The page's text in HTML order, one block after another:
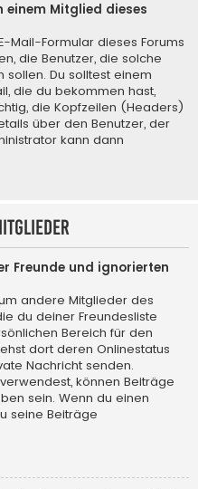
einem Mitglied dieses
Mail-Formular dieses Forums
die Benutzer, die solche
sollen. Du solltest einem
die du bekommen hast,
die Kopfzeilen (Headers)
über den Benutzer, der
kann dann
Freunde und ignorierten
andere Mitglieder des
du deiner Freundesliste
Bereich für den
dort deren Onlinestatus
Nachricht senden.
können Beiträge
sein. Wenn du einen
seine Beiträge